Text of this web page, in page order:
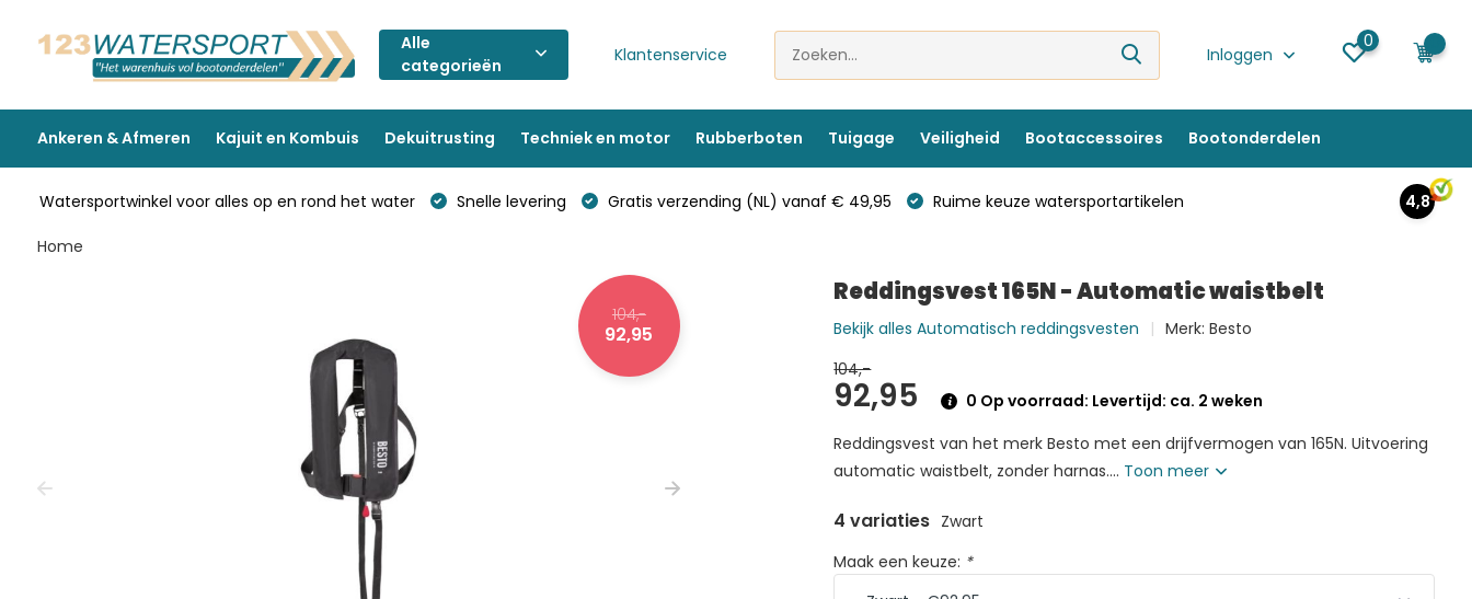
Alle
categorieën
Klantenservice Inloggen
0
Ankeren & Afmeren Kajuit en Kombuis Dekuitrusting Techniek en motor Rubberboten Tuigage Veiligheid Bootaccessoires Bootonderdelen
Watersportwinkel voor alles op en rond het water Snelle levering Gratis verzending (NL) vanaf € 49,95 Ruime keuze watersportartikelen 4,8
Home
104,-
92,95
Reddingsvest 165N - Automatic waistbelt
Bekijk alles Automatisch reddingsvesten Merk:Besto
104,-
92,95
0 Op voorraad: Levertijd: ca. 2 weken
Reddingsvest van het merk Besto met een drijfvermogen van 165N. Uitvoering
automatic waistbelt, zonder harnas.... Toon meer
4 variaties Zwart
Maak een keuze: *